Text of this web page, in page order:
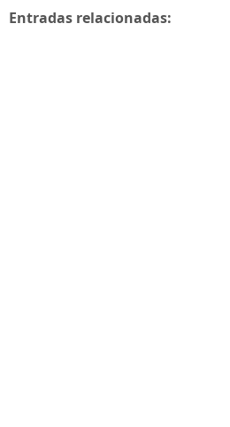
Entradas relacionadas: